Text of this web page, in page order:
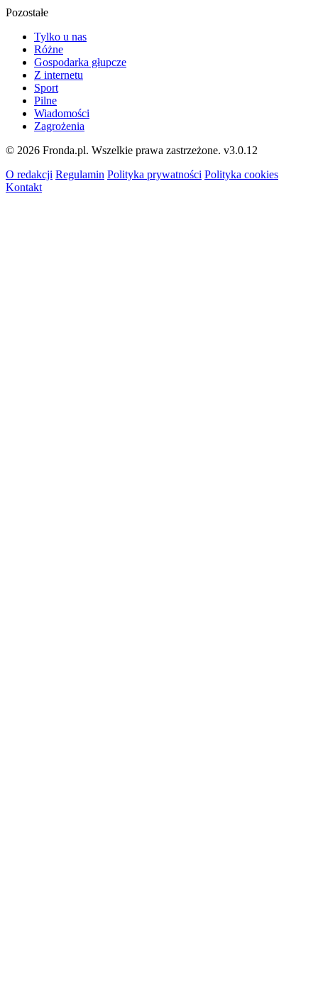
Pozostałe
Tylko u nas
Różne
Gospodarka głupcze
Z internetu
Sport
Pilne
Wiadomości
Zagrożenia
© 2026 Fronda.pl. Wszelkie prawa zastrzeżone. v3.0.12
O redakcji Regulamin Polityka prywatności Polityka cookies
Kontakt